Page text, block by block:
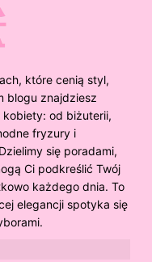
które cenią styl,
blogu znajdziesz
kobiety: od biżuterii,
fryzury i
się poradami,
Ci podkreślić Twój
każdego dnia. To
elegancji spotyka się